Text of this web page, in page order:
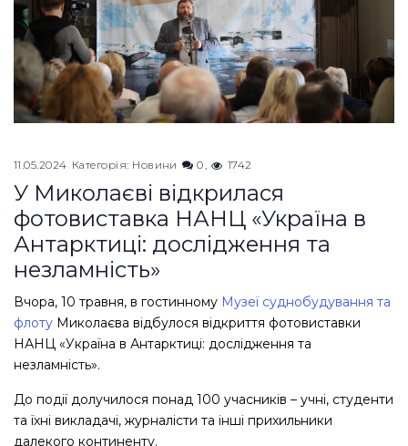
11.05.2024 Категорія: Новини 0 1742
У Миколаєві відкрилася
фотовиставка НАНЦ «Україна в
Антарктиці: дослідження та
незламність»
Вчора, 10 травня, в гостинному Музеї суднобудування та
флоту Миколаєва відбулося відкриття фотовиставки
НАНЦ «Україна в Антарктиці: дослідження та
незламність».
До події долучилося понад 100 учасників – учні, студенти
та їхні викладачі, журналісти та інші прихильники
далекого континенту.